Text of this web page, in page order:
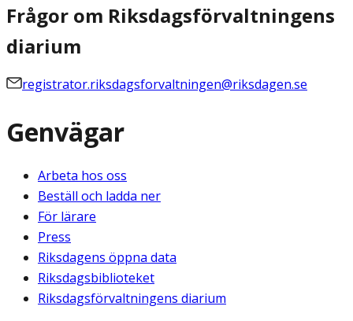
Frågor om Riksdagsförvaltningens
diarium
registrator.riksdagsforvaltningen@riksdagen.se
Genvägar
Arbeta hos oss
Beställ och ladda ner
För lärare
Press
Riksdagens öppna data
Riksdagsbiblioteket
Riksdagsförvaltningens diarium